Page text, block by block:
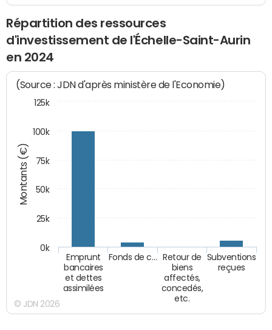
Répartition des ressources
d'investissement de l'Échelle-Saint-Aurin
en 2024
Montants (€)
(Source : JDN d'après ministère de l'Economie)
Emprunt
bancaires
et dettes
assimilées
Fonds de c…
Retour de
biens
affectés,
concedés,
etc.
Subventions
reçues
0k
25k
50k
75k
100k
125k
© JDN 2026